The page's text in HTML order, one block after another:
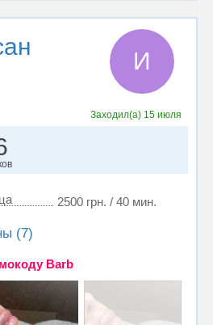
И
Заходил(а) 15 июля
2500 грн. / 40 мин.
(7)
Barb